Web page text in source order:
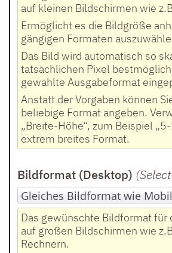
auf kleinen Bildschirmen wie
Ermöglicht es die Bildgröße
gängigen Formaten
Das Bild wird automatisch so
tatsächlichen Pixel
gewählte Ausgabeformat
Anstatt der Vorgaben können
beliebige Format angeben.
„Breite-Höhe“, zum Beispiel
extrem breites Format.
Bildformat (Desktop)
Das gewünschte Bildformat für
auf großen Bildschirmen wie
Rechnern.